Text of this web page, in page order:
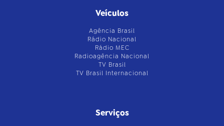
Veículos
Agência Brasil
Rádio Nacional
Rádio MEC
Radioagência Nacional
TV Brasil
TV Brasil Internacional
Serviços